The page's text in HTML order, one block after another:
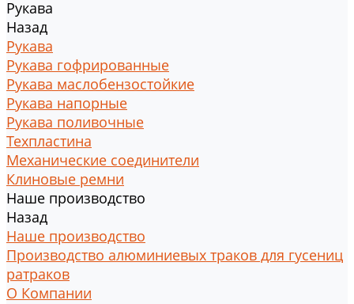
Рукава
Назад
Рукава
Рукава гофрированные
Рукава маслобензостойкие
Рукава напорные
Рукава поливочные
Техпластина
Механические соединители
Клиновые ремни
Наше производство
Назад
Наше производство
Производство алюминиевых траков для гусениц
ратраков
О Компании